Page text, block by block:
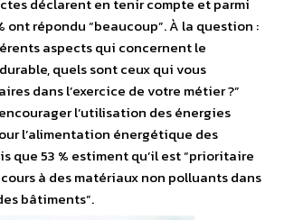
déclarent en tenir compte et parmi
ont répondu “beaucoup”. À la question :
aspects qui concernent le
quels sont ceux qui vous
dans l’exercice de votre métier ?”
l’utilisation des énergies
l’alimentation énergétique des
que 53 % estiment qu’il est “prioritaire
à des matériaux non polluants dans
bâtiments”.